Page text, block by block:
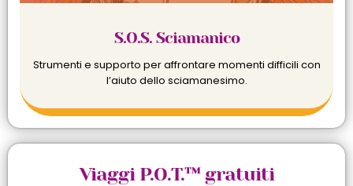
S.O.S. Sciamanico
Strumenti e supporto per affrontare momenti difficili con
l’aiuto dello sciamanesimo.
Viaggi P.O.T.™ gratuiti